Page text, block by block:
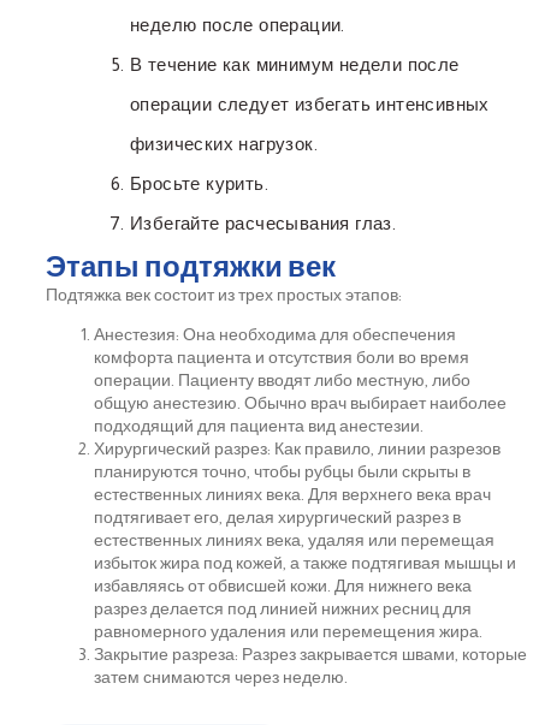
неделю после операции.
В течение как минимум недели после
операции следует избегать интенсивных
физических нагрузок.
Бросьте курить.
Избегайте расчесывания глаз.
Этапы подтяжки век
Подтяжка век состоит из трех простых этапов:
Анестезия: Она необходима для обеспечения
комфорта пациента и отсутствия боли во время
операции. Пациенту вводят либо местную, либо
общую анестезию. Обычно врач выбирает наиболее
подходящий для пациента вид анестезии.
Хирургический разрез: Как правило, линии разрезов
планируются точно, чтобы рубцы были скрыты в
естественных линиях века. Для верхнего века врач
подтягивает его, делая хирургический разрез в
естественных линиях века, удаляя или перемещая
избыток жира под кожей, а также подтягивая мышцы и
избавляясь от обвисшей кожи. Для нижнего века
разрез делается под линией нижних ресниц для
равномерного удаления или перемещения жира.
Закрытие разреза: Разрез закрывается швами, которые
затем снимаются через неделю.